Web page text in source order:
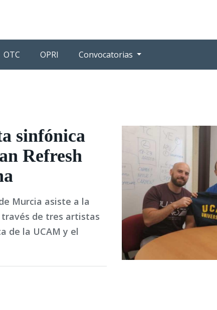
OTC OPRI Convocatorias
sinfónica
Refresh
Murcia asiste a la
de tres artistas
de la UCAM y el